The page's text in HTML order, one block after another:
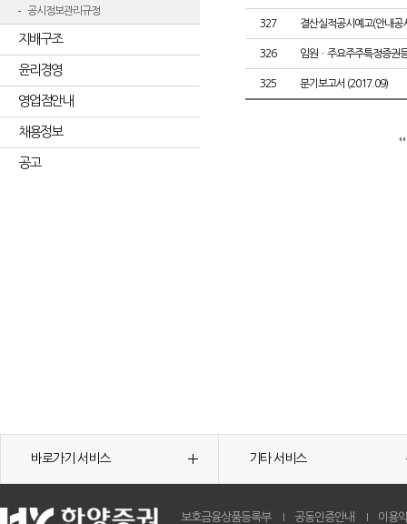
공시정보관리규정
지배구조
윤리경영
영업점안내
채용정보
공고
327 결산실적공시예고(안내공
326 임원ㆍ주요주주특정증권
325 분기보고서 (2017.09)
바로가기 서비스 기타 서비스
보호금융상품등록부 공동인증안내 이용